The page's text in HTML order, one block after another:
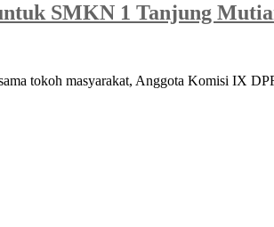
SMKN 1 Tanjung
tokoh masyarakat, Anggota Komisi IX